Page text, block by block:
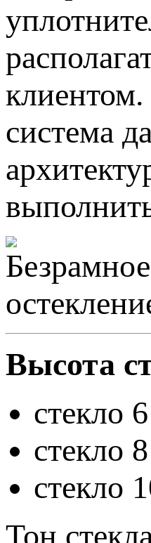
система
Высота
стекло
стекло
стекло